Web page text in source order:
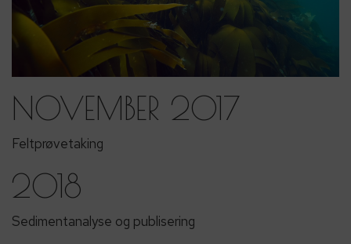
NOVEMBER 2017
Feltprøvetaking
2018
Sedimentanalyse og publisering